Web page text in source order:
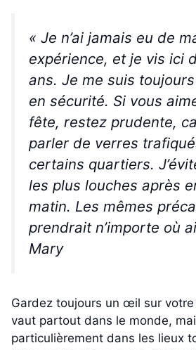
« Je n’ai jamais eu de
expérience, et je vis ici
ans. Je me suis
en sécurité. Si vous
fête, restez prudente,
parler de verres
certains quartiers.
les plus louches après
matin. Les mêmes
prendrait n’importe où
Mary
Gardez toujours un œil sur votre
vaut partout dans le monde,
particulièrement dans les lieux